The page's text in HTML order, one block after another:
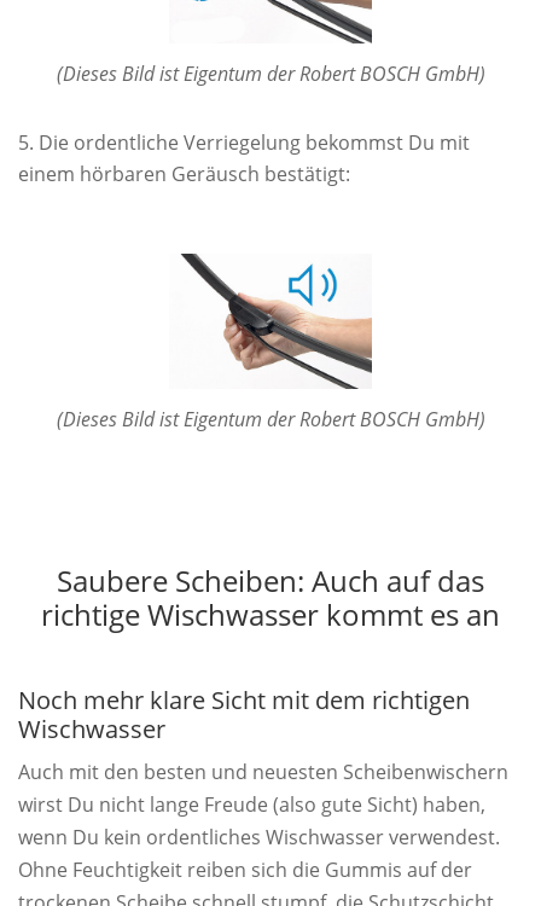
(Dieses Bild ist Eigentum der Robert BOSCH GmbH)
Die ordentliche Verriegelung bekommst Du mit
einem hörbaren Geräusch bestätigt:
(Dieses Bild ist Eigentum der Robert BOSCH GmbH)
Saubere Scheiben: Auch auf das
richtige Wischwasser kommt es an
Noch mehr klare Sicht mit dem richtigen
Wischwasser
Auch mit den besten und neuesten Scheibenwischern
wirst Du nicht lange Freude (also gute Sicht) haben,
wenn Du kein ordentliches Wischwasser verwendest.
Ohne Feuchtigkeit reiben sich die Gummis auf der